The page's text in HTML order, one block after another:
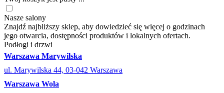
Nasze salony
Znajdź najbliższy sklep, aby dowiedzieć się więcej o godzinach
jego otwarcia, dostępności produktów i lokalnych ofertach.
Podłogi i drzwi
Warszawa Marywilska
ul. Marywilska 44, 03-042 Warszawa
Warszawa Wola